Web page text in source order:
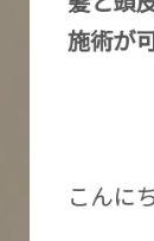
施術が
こんに